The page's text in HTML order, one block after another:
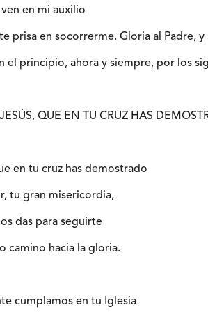
en mi auxilio
prisa en socorrerme. Gloria al Padre,
el principio, ahora y siempre, por los
QUE EN TU CRUZ HAS
en tu cruz has demostrado
tu gran misericordia,
das para seguirte
camino hacia la gloria.
cumplamos en tu Iglesia